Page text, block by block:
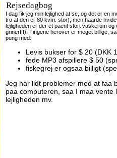
Rejsedagbog
I dag fik jeg min lejlighed at se, og det er en
tro at den er 80 kvm. stor), men haarde
lejligheden er der et paent stort vaskerum
griner!!!). Tingene herover er meget billige,
pung med:
Levis bukser for $ 20 (DKK
fede MP3 afspillere $ 50
fiskegrej er ogsaa billigt
Jeg har lidt problemer med at faa
paa computeren, saa I maa vente
lejligheden mv.